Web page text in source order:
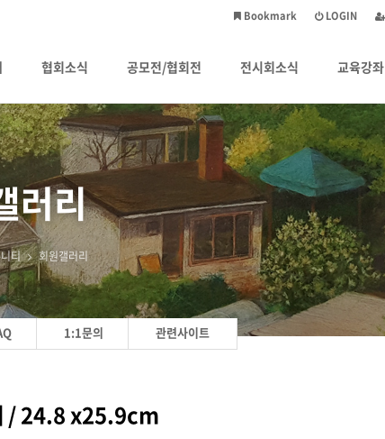
LOGIN
Bookmark
협회소식 공모전/협회전 전시회소식 교육강좌
러리
티 회원갤러리
1:1문의 관련사이트
/ 24.8 x25.9cm